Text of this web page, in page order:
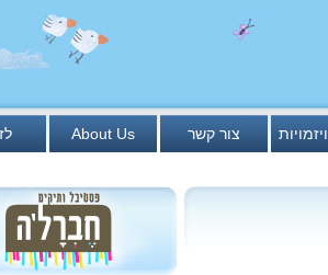
About Us צור קשר